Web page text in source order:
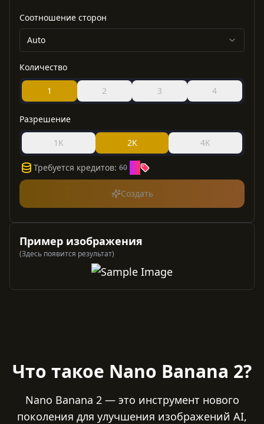
Соотношение сторон
Auto
Количество
1 2 3 4
Разрешение
1K 2K 4K
Требуется кредитов: 60
Создать
Пример изображения
(Здесь появится результат)
Что такое Nano Banana 2?
Nano Banana 2 — это инструмент нового
поколения для улучшения изображений AI,